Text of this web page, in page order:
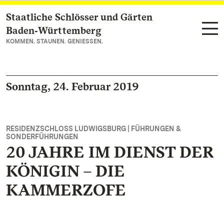
Zum Hauptinhalt springen
Staatliche Schlösser und Gärten
Baden‑Württemberg
KOMMEN. STAUNEN. GENIESSEN.
Sonntag, 24. Februar 2019
RESIDENZSCHLOSS LUDWIGSBURG | FÜHRUNGEN &
SONDERFÜHRUNGEN
20 JAHRE IM DIENST DER
KÖNIGIN – DIE
KAMMERZOFE